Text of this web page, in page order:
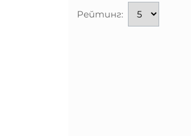
Рейтинг: